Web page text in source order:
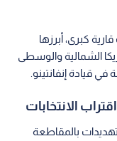
كبرى، أبرزها
الشمالية والوسطى
في قيادة إنفانتينو.
الانتخابات
بالمقاطعة